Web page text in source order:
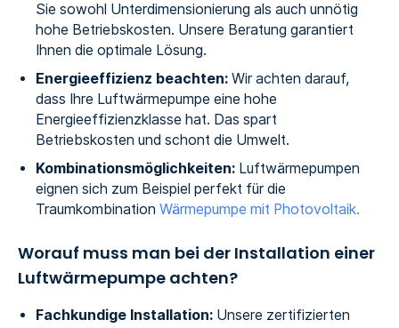
Sie sowohl Unterdimensionierung als auch unnötig
hohe Betriebskosten. Unsere Beratung garantiert
Ihnen die optimale Lösung.
Energieeffizienz beachten:Wir achten darauf,
dass Ihre Luftwärmepumpe eine hohe
Energieeffizienzklasse hat. Das spart
Betriebskosten und schont die Umwelt.
Kombinationsmöglichkeiten:Luftwärmepumpen
eignen sich zum Beispiel perfekt für die
Traumkombination Wärmepumpe mit Photovoltaik.
Worauf muss man bei der Installation einer
Luftwärmepumpe achten?
Fachkundige Installation:Unsere zertifizierten